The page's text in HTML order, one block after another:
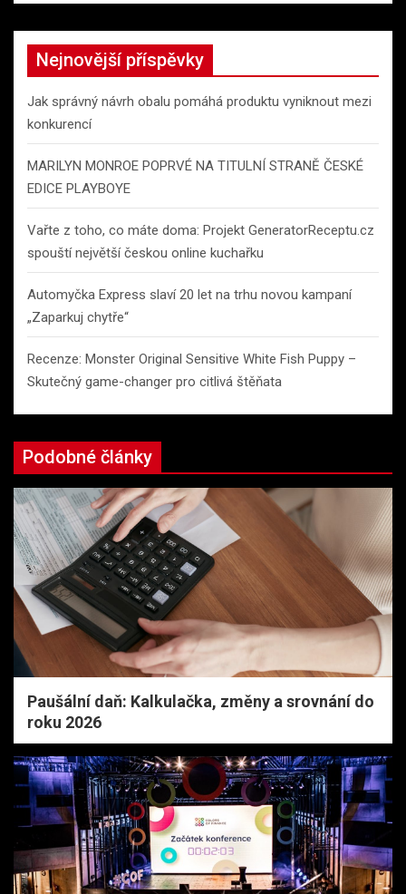
a
r
h
Nejnovější příspěvky
Jak správný návrh obalu pomáhá produktu vyniknout mezi
konkurencí
MARILYN MONROE POPRVÉ NA TITULNÍ STRANĚ ČESKÉ
EDICE PLAYBOYE
Vařte z toho, co máte doma: Projekt GeneratorReceptu.cz
spouští největší českou online kuchařku
Automyčka Express slaví 20 let na trhu novou kampaní
„Zaparkuj chytře“
Recenze: Monster Original Sensitive White Fish Puppy –
Skutečný game-changer pro citlivá štěňata
Podobné články
Paušální daň: Kalkulačka, změny a srovnání do
roku 2026